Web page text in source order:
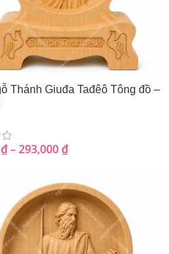
Thánh Giuđa Tađêô Tông đồ –
₫–293,000₫